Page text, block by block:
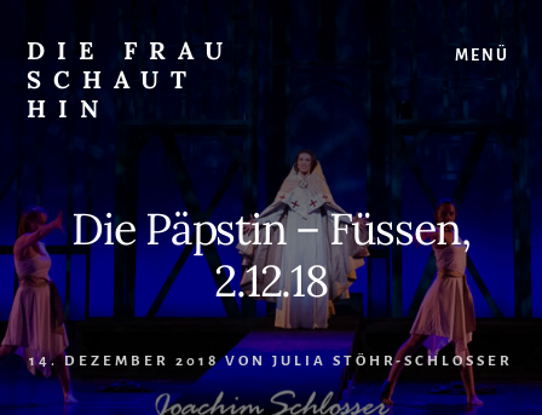
content
Seitenspalte
springen
DIE FRAU
SCHAUT
HIN
Musical
und
überhaupt
MENÜ
Die Päpstin – Füssen,
2.12.18
14. DEZEMBER 2018VON JULIA STÖHR-SCHLOSSER